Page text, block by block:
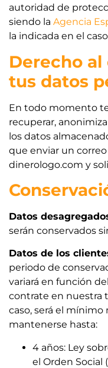
autoridad de
siendo la Agencia
la indicada en el
Derecho al
tus datos
En todo momento
recuperar,
los datos
que enviar un
dinerologo.com y
Datos
serán conservados
Datos de los
periodo de
variará en función
contrate en nuestra
caso, será el
mantenerse hasta:
4 años: Ley
el Orden Social